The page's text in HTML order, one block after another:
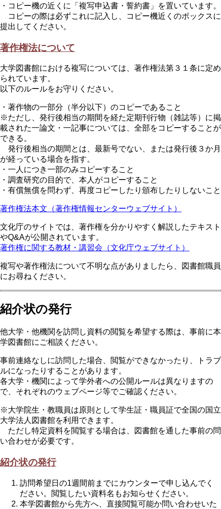
・コピー機の近くに「複写申込書・誓約書」を置いています。
コピーの際は必ずこれに記入し、コピー機近くのボックスに
提出してください。
著作権法について
大学図書館における複写については、著作権法第３１条に定め
られています。
以下のルールをお守りください。
・著作物の一部分（半分以下）のコピーであること
※ただし、発行後相当の期間を経た定期刊行物（雑誌等）に掲
載された一論文・一記事については、全部をコピーすることが
できる。
発行後相当の期間とは、最新号でない、または発行後３か月
が経っている場合を指す。
・一人につき一部のみコピーすること
・調査研究の目的で、本人がコピーすること
・有償無償を問わず、再度コピーしたり頒布したりしないこと
著作権法本文（著作権情報センターウェブサイト）
文化庁のサイトでは、著作権を分かりやすく解説したテキスト
やQ&Aが公開されています。
著作権に関する教材・講習会（文化庁ウェブサイト）
複写や著作権法について不明な点がありましたら、図書館職員
にお尋ねください。
紹介状の発行
他大学・他機関を訪問し資料の閲覧を希望する際は、事前に本
学図書館にご相談ください。
事前連絡なしに訪問した場合、閲覧ができなかったり、トラブ
ルになったりすることがあります。
各大学・機関によって学外者への公開ルールは異なりますの
で、それぞれのウェブページ等でご確認ください。
※大学院生・教職員は原則として学生証・職員証で全国の国立
大学法人図書館を利用できます。
ただし特定資料を閲覧する場合は、図書館を通した事前の問
い合わせが必要です。
紹介状の発行
訪問希望日の1週間前までにカウンターで申し込んでく
ださい。閲覧したい資料名もお知らせください。
本学図書館から先方へ、直接閲覧可能か問い合わせいた